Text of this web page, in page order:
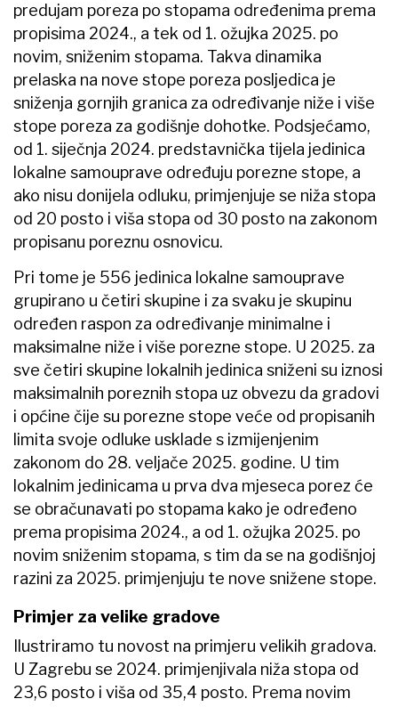
predujam poreza po stopama određenima prema
propisima 2024., a tek od 1. ožujka 2025. po
novim, sniženim stopama. Takva dinamika
prelaska na nove stope poreza posljedica je
sniženja gornjih granica za određivanje niže i više
stope poreza za godišnje dohotke. Podsjećamo,
od 1. siječnja 2024. predstavnička tijela jedinica
lokalne samouprave određuju porezne stope, a
ako nisu donijela odluku, primjenjuje se niža stopa
od 20 posto i viša stopa od 30 posto na zakonom
propisanu poreznu osnovicu.
Pri tome je 556 jedinica lokalne samouprave
grupirano u četiri skupine i za svaku je skupinu
određen raspon za određivanje minimalne i
maksimalne niže i više porezne stope. U 2025. za
sve četiri skupine lokalnih jedinica sniženi su iznosi
maksimalnih poreznih stopa uz obvezu da gradovi
i općine čije su porezne stope veće od propisanih
limita svoje odluke usklade s izmijenjenim
zakonom do 28. veljače 2025. godine. U tim
lokalnim jedinicama u prva dva mjeseca porez će
se obračunavati po stopama kako je određeno
prema propisima 2024., a od 1. ožujka 2025. po
novim sniženim stopama, s tim da se na godišnjoj
razini za 2025. primjenjuju te nove snižene stope.
Primjer za velike gradove
Ilustriramo tu novost na primjeru velikih gradova.
U Zagrebu se 2024. primjenjivala niža stopa od
23,6 posto i viša od 35,4 posto. Prema novim